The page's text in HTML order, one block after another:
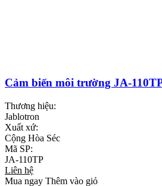
Cảm biến môi trường JA-
Thương hiệu:
Jablotron
Xuất xứ:
Cộng Hòa Séc
Mã SP:
JA-110TP
Liên hệ
Mua ngay Thêm vào giỏ